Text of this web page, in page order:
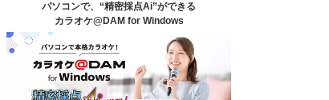
DAM★とも動画
DAM★とも録音
カラオケ＠DAM
パソコンで、“精密採点Ai”ができる
カラオケ@DAM for Windows